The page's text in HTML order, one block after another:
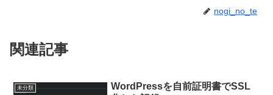
nogi_no_te
関連記事
未分類
WordPressを自前証明書でSSL